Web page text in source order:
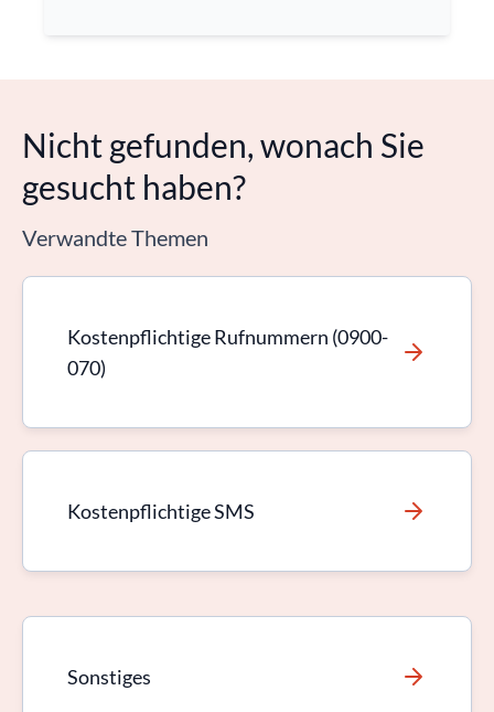
Nicht gefunden, wonach Sie
gesucht haben?
Verwandte Themen
Kostenpflichtige Rufnummern (0900-
070)
Kostenpflichtige SMS
Sonstiges